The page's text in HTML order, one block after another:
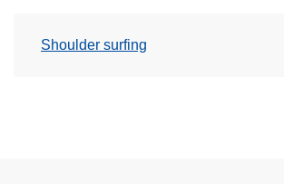
Shoulder surfing